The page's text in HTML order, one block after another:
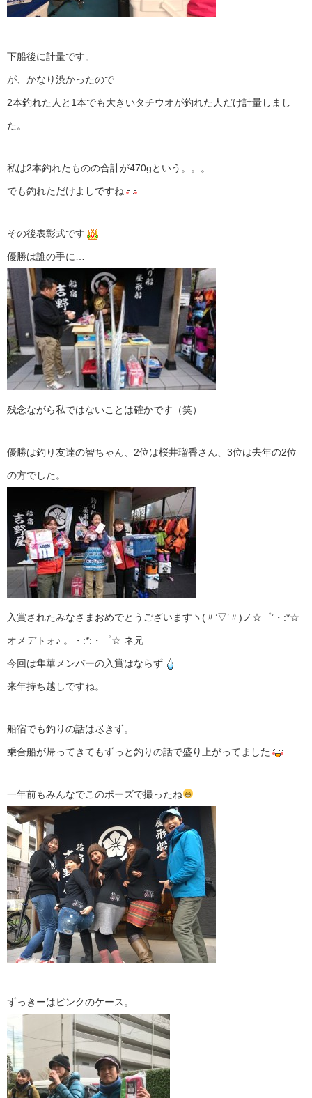
下船後に計量です。
が、かなり渋かったので
2本釣れた人と1本でも大きいタチウオが釣れた人だけ計量しまし
た。
私は2本釣れたものの合計が470gという。。。
でも釣れただけよしですね
その後表彰式です
優勝は誰の手に…
残念ながら私ではないことは確かです（笑）
優勝は釣り友達の智ちゃん、2位は桜井瑠香さん、3位は去年の2位
の方でした。
入賞されたみなさまおめでとうございますヽ(〃’▽’〃)ノ☆゜’・:*☆
オメデトォ♪ 。・:*:・゜☆ ネ兄
今回は隼華メンバーの入賞はならず
来年持ち越しですね。
船宿でも釣りの話は尽きず。
乗合船が帰ってきてもずっと釣りの話で盛り上がってました
一年前もみんなでこのポーズで撮ったね
ずっきーはピンクのケース。